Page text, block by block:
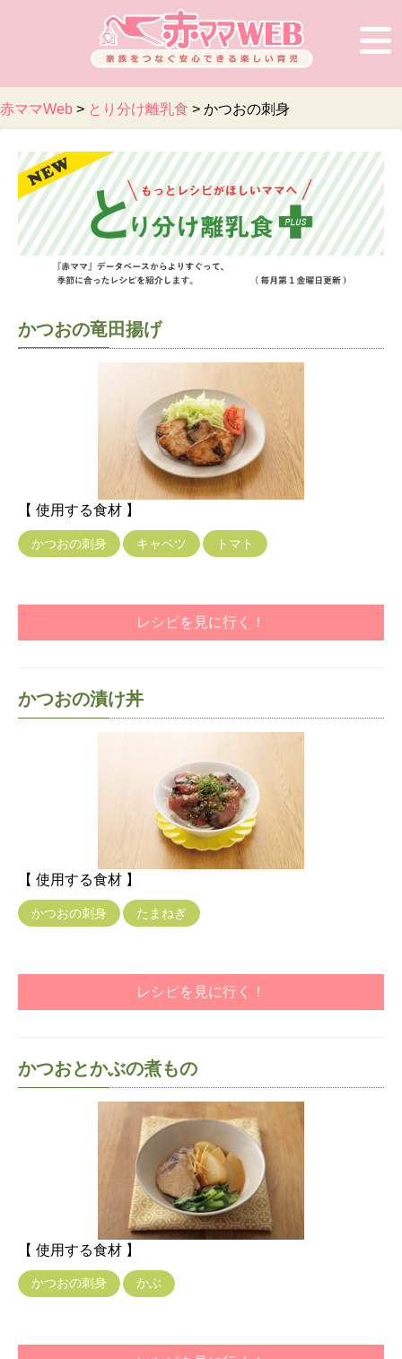
赤ママWeb > とり分け離乳食 > かつおの刺身
かつおの竜田揚げ
【 使用する食材 】
かつおの刺身 キャベツ トマト
レシピを見に行く！
かつおの漬け丼
【 使用する食材 】
かつおの刺身 たまねぎ
レシピを見に行く！
かつおとかぶの煮もの
【 使用する食材 】
かつおの刺身 かぶ